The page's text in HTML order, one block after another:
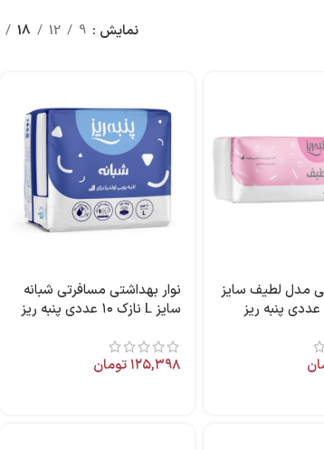
نمایش 9
12
18
مدل لطیف سایز
نوار بهداشتی مسافرتی شبانه
سایز L نازک ۱۰ عددی پنبه ریز
۱۲۵,۳۹۸تومان